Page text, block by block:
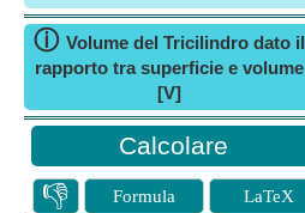
ⓘ Volume del Tricilindro dato il
rapporto tra superficie e volume
[V]
👎 Formula LaTeX